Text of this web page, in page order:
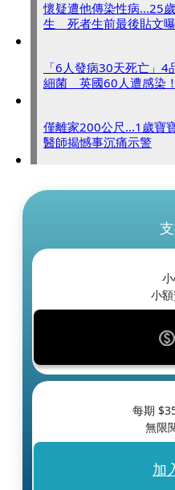
懷疑遭他傳染性病...25
生 死者生前最後貼文
「6人發病30天死亡」
細菌 英國60人遭感染
僅離家200公尺...1歲寶
醫師揭憾事沉痛示警
小額
每期 $
無限
加